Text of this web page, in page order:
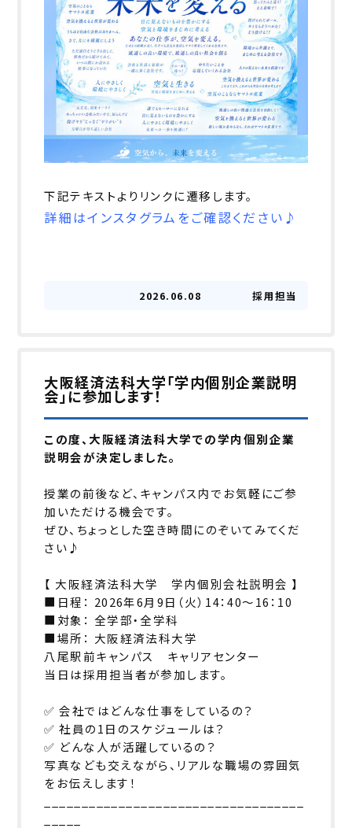
下記テキストよりリンクに遷移します。
詳細はインスタグラムをご確認ください♪
2026.06.08 採用担当
大阪経済法科大学「学内個別企業説明
会」に参加します！
この度、大阪経済法科大学での学内個別企業
説明会が決定しました。
授業の前後など、キャンパス内でお気軽にご参
加いただける機会です。
ぜひ、ちょっとした空き時間にのぞいてみてくだ
さい♪
【 大阪経済法科大学 学内個別会社説明会 】
■日程： 2026年6月9日（火）14：40〜16：10
■対象： 全学部・全学科
■場所： 大阪経済法科大学
八尾駅前キャンパス キャリアセンター
当日は採用担当者が参加します。
✅ 会社ではどんな仕事をしているの？
✅ 社員の1日のスケジュールは？
✅ どんな人が活躍しているの？
写真なども交えながら、リアルな職場の雰囲気
をお伝えします！